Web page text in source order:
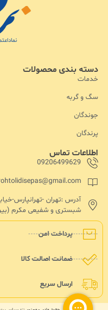
پرداخت امن
ضمانت اصالت کالا
ارسال سریع
اطلاعات تماس
09206499629
شبستری و شفیعی مکرم (بین ۱۳۳ و۱۳۵)پلاک
دسته بندی محصولات
خدمات
سگ و گربه
جوندگان
پرندگان